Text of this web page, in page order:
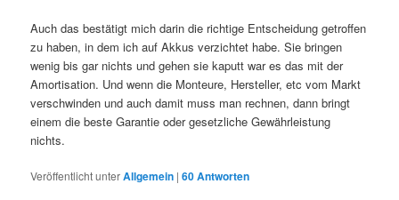
Auch das bestätigt mich darin die richtige Entscheidung getroffen
zu haben, in dem ich auf Akkus verzichtet habe. Sie bringen
wenig bis gar nichts und gehen sie kaputt war es das mit der
Amortisation. Und wenn die Monteure, Hersteller, etc vom Markt
verschwinden und auch damit muss man rechnen, dann bringt
einem die beste Garantie oder gesetzliche Gewährleistung
nichts.
Veröffentlicht unterAllgemein |60Antworten